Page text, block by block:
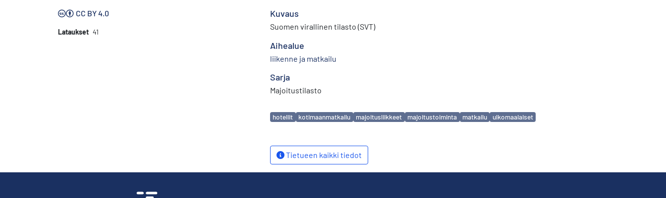
CC BY 4.0
Lataukset 41
Kuvaus
Suomen virallinen tilasto (SVT)
Aihealue
liikenne ja matkailu
Sarja
Majoitustilasto
Avainsanat
hotellit kotimaanmatkailu majoitusliikkeet majoitustoiminta matkailu ulkomaalaiset
Tietueen kaikki tiedot